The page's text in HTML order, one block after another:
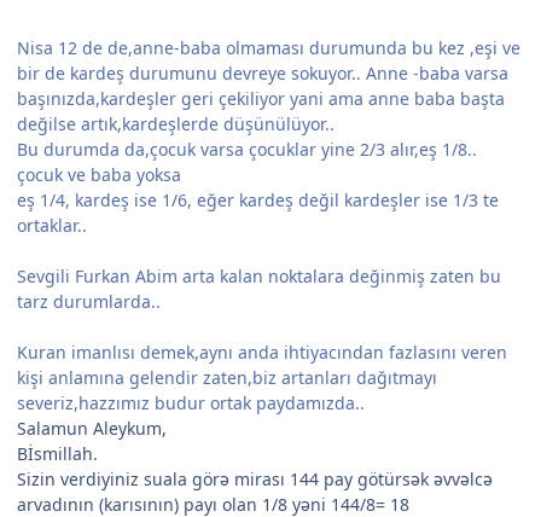
Nisa 12 de de,anne-baba olmaması durumunda bu kez ,eşi ve
bir de kardeş durumunu devreye sokuyor.. Anne -baba varsa
başınızda,kardeşler geri çekiliyor yani ama anne baba başta
değilse artık,kardeşlerde düşünülüyor..
Bu durumda da,çocuk varsa çocuklar yine 2/3 alır,eş 1/8..
çocuk ve baba yoksa
eş 1/4, kardeş ise 1/6, eğer kardeş değil kardeşler ise 1/3 te
ortaklar..
Sevgili Furkan Abim arta kalan noktalara değinmiş zaten bu
tarz durumlarda..
Kuran imanlısı demek,aynı anda ihtiyacından fazlasını veren
kişi anlamına gelendir zaten,biz artanları dağıtmayı
severiz,hazzımız budur ortak paydamızda..
Salamun Aleykum,
Bİsmillah.
Sizin verdiyiniz suala görə mirası 144 pay götürsək əvvəlcə
arvadının (karısının) payı olan 1/8 yəni 144/8= 18